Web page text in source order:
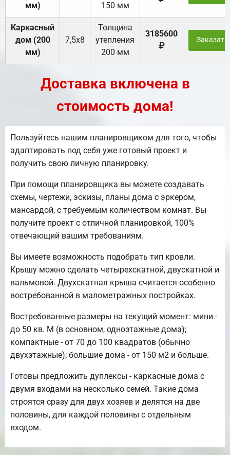
мм)
150 мм
Каркасный
дом (200
мм)
7,5х8
Толщина
утепления
200 мм
3185600
Заказать
Доставка включена в
стоимость дома!
Пользуйтесь нашим планировщиком для того, чтобы
адаптировать под себя уже готовый проект и
получить свою личную планировку.
При помощи планировщика вы можете создавать
схемы, чертежи, эскизы, планы дома с эркером,
мансардой, с требуемым количеством комнат. Вы
получите проект с отличной планировкой, 100%
отвечающий вашим требованиям.
Вы имеете возможность подобрать тип кровли.
Крышу можно сделать четырехскатной, двускатной и
вальмовой. Двухскатная крыша считается особенно
востребованной в малометражных постройках.
Востребованные размеры на текущий момент: мини -
до 50 кв. М (в основном, одноэтажные дома);
компактные - от 70 до 100 квадратов (обычно
двухэтажные); большие дома - от 150 м2 и больше.
Готовы предложить дуплексы - каркасные дома с
двумя входами на несколько семей. Такие дома
строятся сразу для двух хозяев и делятся на две
половины, для каждой половины с отдельным
входом.